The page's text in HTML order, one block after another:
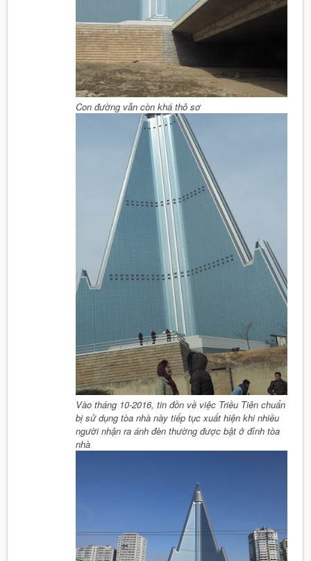
Con đường vẫn còn khá thô sơ
Vào tháng 10-2016, tin đồn về việc Triều Tiên chuẩn
bị sử dụng tòa nhà này tiếp tục xuất hiện khi nhiều
người nhận ra ánh đèn thường được bật ở đỉnh tòa
nhà